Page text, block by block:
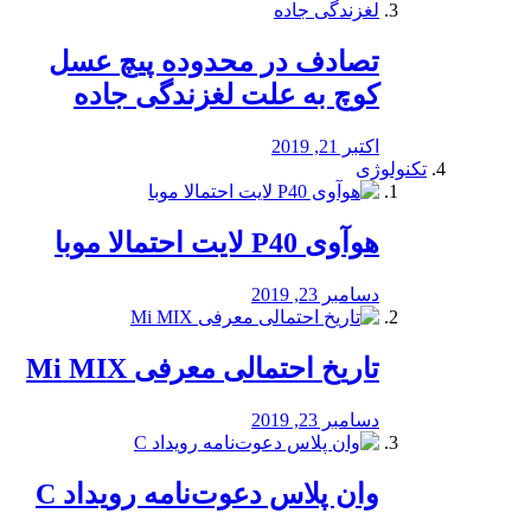
تصادف در محدوده پیچ عسل
کوچ به علت لغزندگی جاده
اکتبر 21, 2019
تکنولوژی
هوآوی P40 لایت احتمالا موبا
دسامبر 23, 2019
تاریخ احتمالی معرفی Mi MIX
دسامبر 23, 2019
وان پلاس دعوت‌نامه رویداد C